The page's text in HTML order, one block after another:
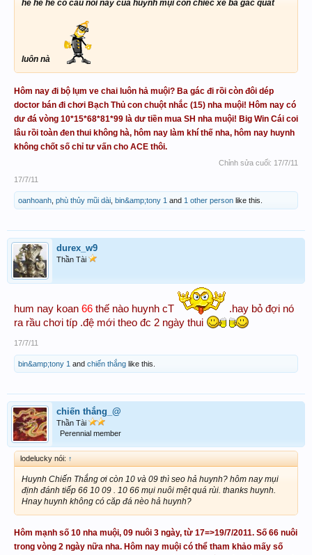
hé hé hé có câu nói này của huynh mụi còn chiếc xe ba gác quất
luôn nà
Hôm nay đi bộ lụm ve chai luôn hả muội? Ba gác đi rồi còn đôi dép
doctor bán đi chơi Bạch Thủ con chuột nhắc (15) nha muội! Hôm nay có
dư đá vòng 10*15*68*81*99 là dư tiền mua SH nha muội! Big Win Cái coi
lâu rồi toàn đen thui không hà, hôm nay làm khí thế nha, hôm nay huynh
không chốt số chỉ tư vấn cho ACE thôi.
Chỉnh sửa cuối: 17/7/11
17/7/11
oanhoanh phù thủy mũi dài bin&amp;tony 1 and 1 other person like this.
durex_w9
Thần Tài
hum nay koan 66 thế nào huynh cT
.hay bỏ đợi nó
ra rầu chơi típ .đệ mới theo đc 2 ngày thui
17/7/11
bin&amp;tony 1 and chiến thắng like this.
chiến thắng_@
Thần Tài
Perennial member
lodelucky nói: ↑
Huynh Chiến Thắng ơi còn 10 và 09 thì seo hả huynh? hôm nay mụi
định đánh tiếp 66 10 09 . 10 66 mụi nuôi mệt quá rùi. thanks huynh.
Hnay huynh không có căp đá nèo hả huynh?
Hôm mạnh số 10 nha muội, 09 nuôi 3 ngày, từ 17=>19/7/2011. Số 66 nuôi
trong vòng 2 ngày nữa nha. Hôm nay muội có thể tham khảo mấy số